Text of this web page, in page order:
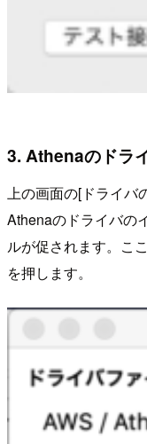
3. Athenaのドラ
上の画面の[ドライバ
Athenaのドライバの
ルが促されます。こ
を押します。